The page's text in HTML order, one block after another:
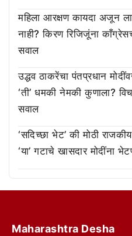
महिला आरक्षण कायदा अजून
नाही? किरण रिजिजूंना
सवाल
उद्धव ठाकरेंचा पंतप्रधान
‘ती’ धमकी नेमकी कुणाला?
सवाल
‘सदिच्छा भेट’ की मोठी
‘या’ गटाचे खासदार मोदींना
Maharashtra Desha